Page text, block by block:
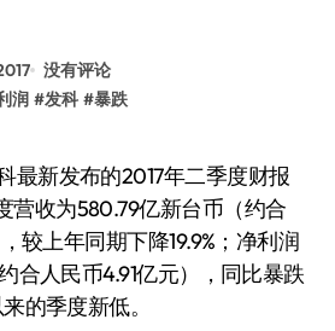
没有评论
润 #发科 #暴跌
营收为580.79亿新台币（约合
较上年同期下降19.9%；净利润
合人民币4.91亿元），同比暴跌
的季度新低。